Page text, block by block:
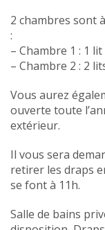
2 chambres sont
:
– Chambre 1 : 1
– Chambre 2 : 2
Vous aurez
ouverte toute
extérieur.
Il vous sera
retirer les draps
se font à 11h.
Salle de bains